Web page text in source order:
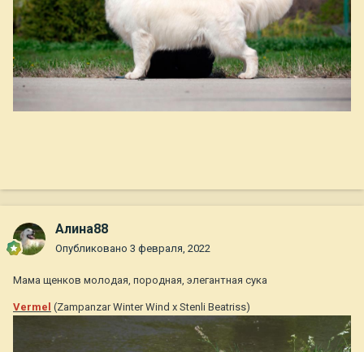
Алина88
Опубликовано 3 февраля, 2022
Мама щенков молодая, породная, элегантная сука
Vermel (Zampanzar Winter Wind x Stenli Beatriss)